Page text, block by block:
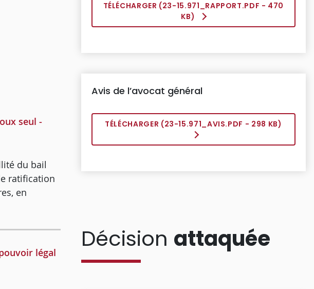
seul -
du bail
ratification
en
légal
TÉLÉCHARGER (23-15.971_RAPPORT.PDF - 470
KB)
Avis de l’avocat général
TÉLÉCHARGER (23-15.971_AVIS.PDF - 298 KB)
Décision attaquée